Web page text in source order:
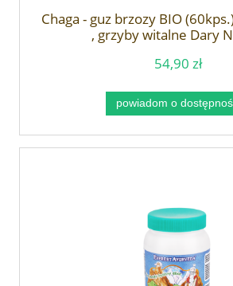
Chaga - guz brzozy BIO
, grzyby witalne Dary
54,90 zł
powiadom o